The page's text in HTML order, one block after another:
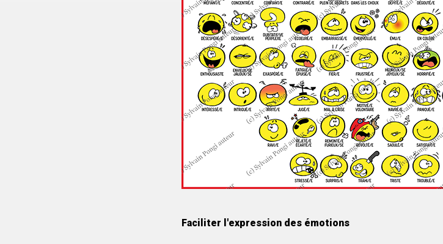
Faciliter l'expression des émotions